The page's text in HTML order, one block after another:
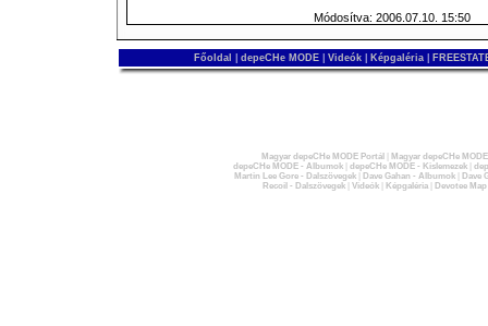
Módosítva: 2006.07.10. 15:50
Főoldal depeCHe MODE Videók Képgaléria
Magyar depeCHe MODE Portál
Magyar depeCHe
depeCHe MODE - Albumok| depeCHe MODE - Kislemezek|
Martin Lee Gore - Dalszövegek| Dave Gahan - Albumok|
Dave
Recoil - Dalszövegek| Videók| Képgaléria| Devotee Map